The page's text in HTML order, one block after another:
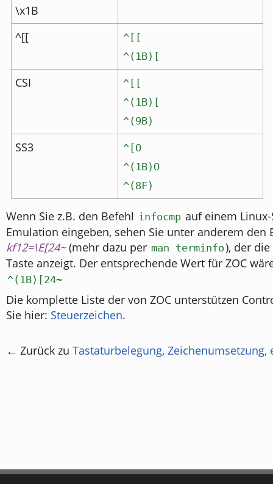
\x1B
^[[
^[[
^(1B)[
CSI
^[[
^(1B)[
^(9B)
SS3
^[O
^(1B)O
^(8F)
Wenn Sie z.B. den Befehl infocmp auf einem
Emulation eingeben, sehen Sie unter anderem den
kf12=\E[24~(mehr dazu per man terminfo), der
Taste anzeigt. Der entsprechende Wert für ZOC
^(1B)[24~
Die komplette Liste der von ZOC unterstützen
Sie hier: Steuerzeichen.
← Zurück zu Tastaturbelegung, Zeichenumsetzung,